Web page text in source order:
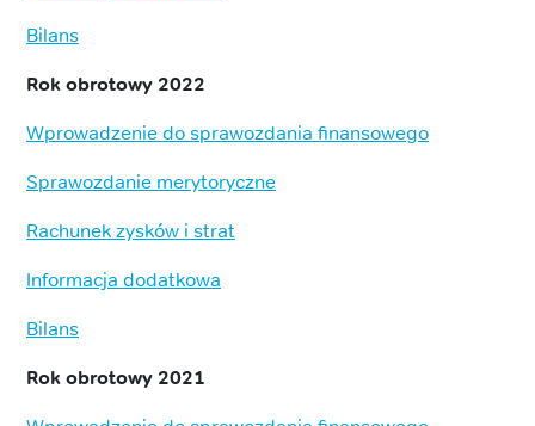
Bilans
Rok obrotowy 2022
Wprowadzenie do sprawozdania finansowego
Sprawozdanie merytoryczne
Rachunek zysków i strat
Informacja dodatkowa
Bilans
Rok obrotowy 2021